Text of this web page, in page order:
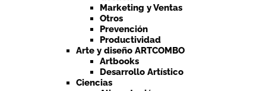
Marketing y Ventas
Otros
Prevención
Productividad
Arte y diseño ARTCOMBO
Artbooks
Desarrollo Artístico
Ciencias